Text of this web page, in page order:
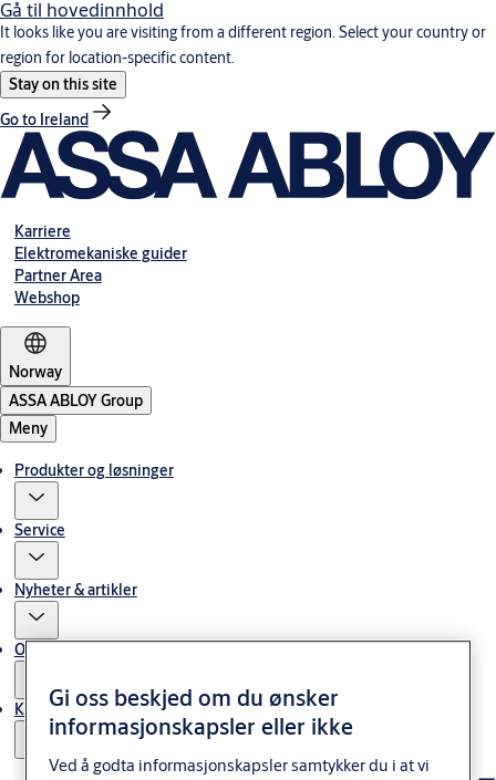
Gå til hovedinnhold
It looks like you are visiting from a different region. Select your country or
region for location-specific content.
Stay on this site
Go to Ireland
Karriere
Elektromekaniske guider
Partner Area
Webshop
Norway
ASSA ABLOY Group
Meny
Produkter og løsninger
Service
Nyheter & artikler
Om ASSA ABLOY Norway
Kontakt oss
Gi oss beskjed om du ønsker
informasjonskapsler eller ikke
Ved å godta informasjonskapsler samtykker du i at vi